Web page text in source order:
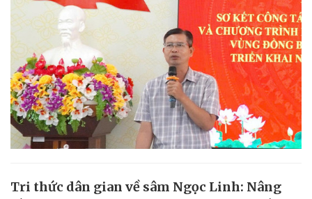
Tri thức dân gian về sâm Ngọc Linh: Nâng